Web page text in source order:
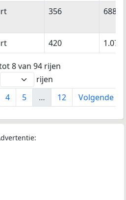
356 688
420 1.070
8 van 94 rijen
rijen
4 5 … 12 Volgende